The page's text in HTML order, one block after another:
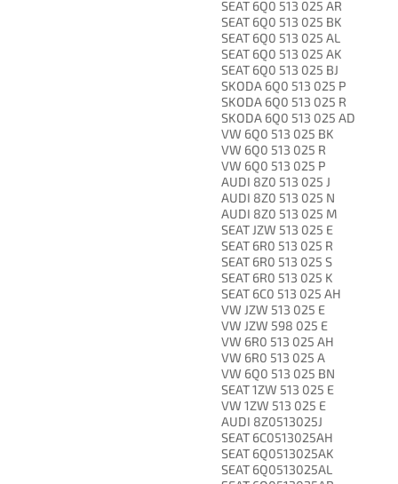
SEAT 6Q0 513 025 AR
SEAT 6Q0 513 025 BK
SEAT 6Q0 513 025 AL
SEAT 6Q0 513 025 AK
SEAT 6Q0 513 025 BJ
SKODA 6Q0 513 025 P
SKODA 6Q0 513 025 R
SKODA 6Q0 513 025 AD
VW 6Q0 513 025 BK
VW 6Q0 513 025 R
VW 6Q0 513 025 P
AUDI 8Z0 513 025 J
AUDI 8Z0 513 025 N
AUDI 8Z0 513 025 M
SEAT JZW 513 025 E
SEAT 6R0 513 025 R
SEAT 6R0 513 025 S
SEAT 6R0 513 025 K
SEAT 6C0 513 025 AH
VW JZW 513 025 E
VW JZW 598 025 E
VW 6R0 513 025 AH
VW 6R0 513 025 A
VW 6Q0 513 025 BN
SEAT 1ZW 513 025 E
VW 1ZW 513 025 E
AUDI 8Z0513025J
SEAT 6C0513025AH
SEAT 6Q0513025AK
SEAT 6Q0513025AL